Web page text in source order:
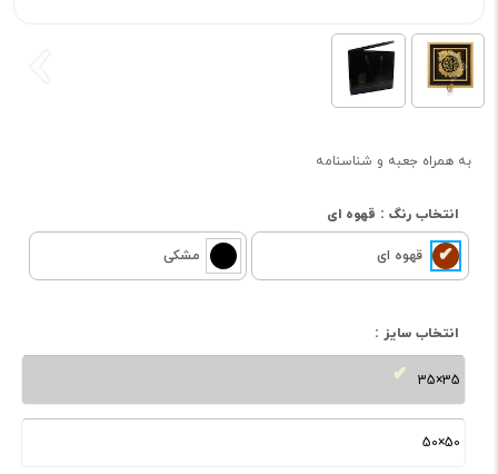
به همراه جعبه و شناسنامه
انتخاب رنگ : قهوه ای
قهوه ای مشکی
انتخاب سایز :
35×35
50×50